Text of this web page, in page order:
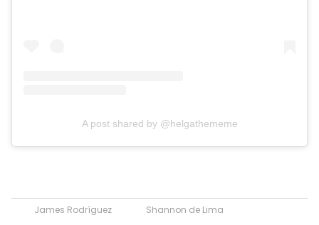
A post shared by @helgathememe
James Rodríguez
Shannon de Lima